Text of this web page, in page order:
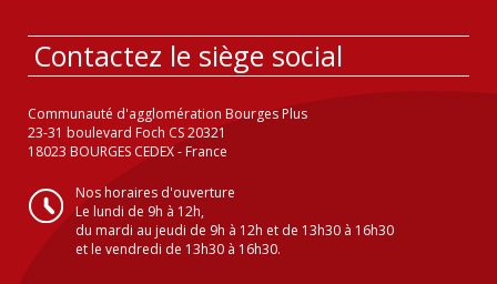
Contactez le siège social
Communauté d'agglomération Bourges Plus
23-31 boulevard Foch CS 20321
18023 BOURGES CEDEX - France
Nos horaires d'ouverture
Le lundi de 9h à 12h,
du mardi au jeudi de 9h à 12h et de 13h30 à 16h30
et le vendredi de 13h30 à 16h30.